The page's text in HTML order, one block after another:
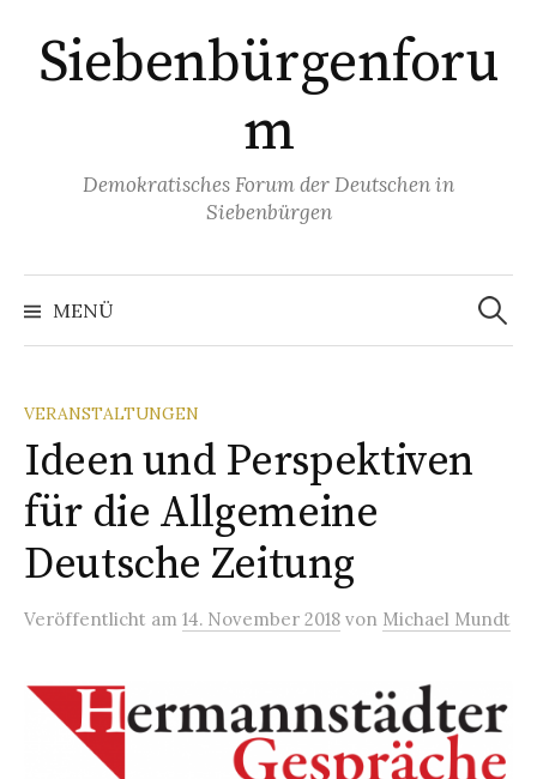
zum
Inhalt
Siebenbürgenforu
m
Demokratisches Forum der Deutschen in
Siebenbürgen
MENÜ
Suchen
nach:
VERANSTALTUNGEN
Ideen und Perspektiven
für die Allgemeine
Deutsche Zeitung
Veröffentlicht am 14. November 2018 von Michael Mundt